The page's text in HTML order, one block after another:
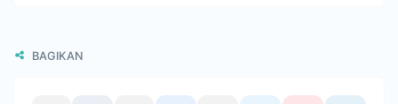
BAGIKAN